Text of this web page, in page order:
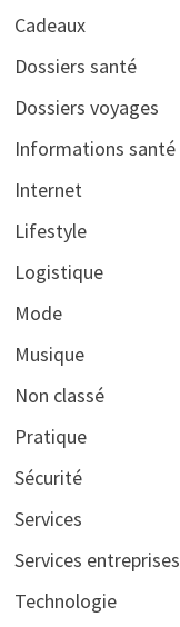
Cadeaux
Dossiers santé
Dossiers voyages
Informations santé
Internet
Lifestyle
Logistique
Mode
Musique
Non classé
Pratique
Sécurité
Services
Services entreprises
Technologie